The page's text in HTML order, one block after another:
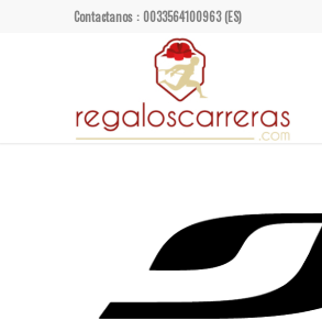
Contactanos : 0033564100963 (ES)